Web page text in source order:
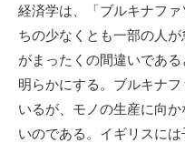
経済学は、「ブルキナフ
ちの少なくとも一部の人
がまったくの間違いであ
明らかにする。ブルキナ
いるが、モノの生産に向
いのである。イギリスに